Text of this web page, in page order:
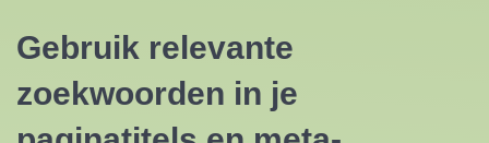
Gebruik relevante
zoekwoorden in je